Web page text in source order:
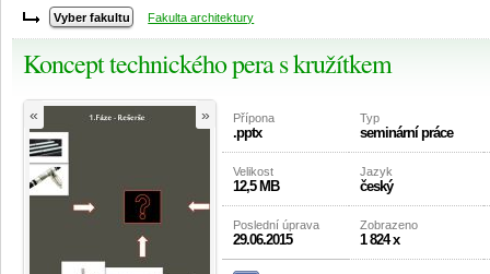
Fakulta architektury
Koncept technického pera s kružítkem
« » Přípona
.pptx
Typ
seminární práce
Velikost
12,5 MB
Jazyk
český
Poslední úprava
29.06.2015
Zobrazeno
1 824 x